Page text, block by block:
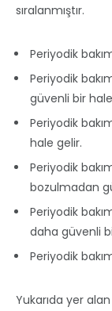
sıralanmıştır.
Periyodik
Periyodik
güvenli bir
Periyodik
hale gelir.
Periyodik
bozulmadan
Periyodik
daha güvenli
Periyodik
Yukarıda yer